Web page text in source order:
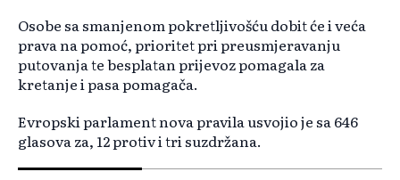
Osobe sa smanjenom pokretljivošću dobit će i veća
prava na pomoć, prioritet pri preusmjeravanju
putovanja te besplatan prijevoz pomagala za
kretanje i pasa pomagača.
Evropski parlament nova pravila usvojio je sa 646
glasova za, 12 protiv i tri suzdržana.